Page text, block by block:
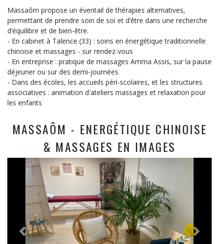
Massaôm propose un éventail de thérapies alternatives,
permettant de prendre soin de soi et d’être dans une recherche
d’équilibre et de bien-être.
- En cabinet à Talence (33) : soins en énergétique traditionnelle
chinoise et massages - sur rendez-vous
- En entreprise : pratique de massages Amma Assis, sur la pause
déjeuner ou sur des demi-journées
- Dans des écoles, les accueils péri-scolaires, et les structures
associatives : animation d'ateliers massages et relaxation pour
les enfants
MASSAÔM - ENERGÉTIQUE CHINOISE
& MASSAGES EN IMAGES